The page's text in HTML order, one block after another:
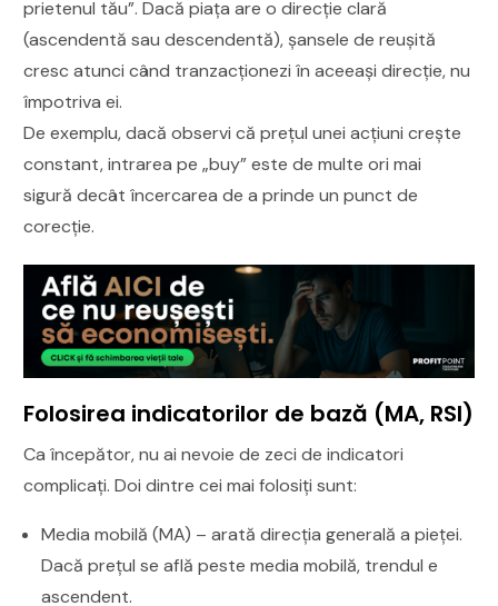
prietenul tău”. Dacă piața are o direcție clară
(ascendentă sau descendentă), șansele de reușită
cresc atunci când tranzacționezi în aceeași direcție, nu
împotriva ei.
De exemplu, dacă observi că prețul unei acțiuni crește
constant, intrarea pe „buy” este de multe ori mai
sigură decât încercarea de a prinde un punct de
corecție.
Folosirea indicatorilor de bază (MA, RSI)
Ca începător, nu ai nevoie de zeci de indicatori
complicați. Doi dintre cei mai folosiți sunt:
Media mobilă (MA) – arată direcția generală a pieței.
Dacă prețul se află peste media mobilă, trendul e
ascendent.